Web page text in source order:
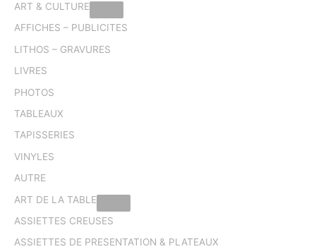
ART & CULTURE
AFFICHES – PUBLICITES
LITHOS – GRAVURES
LIVRES
PHOTOS
TABLEAUX
TAPISSERIES
VINYLES
AUTRE
ART DE LA TABLE
ASSIETTES CREUSES
ASSIETTES DE PRESENTATION & PLATEAUX